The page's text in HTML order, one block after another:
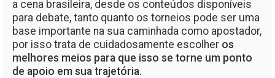
a cena brasileira, desde os conteúdos disponíveis
para debate, tanto quanto os torneios pode ser uma
base importante na sua caminhada como apostador,
por isso trata de cuidadosamente escolher os
melhores meios para que isso se torne um ponto
de apoio em sua trajetória.